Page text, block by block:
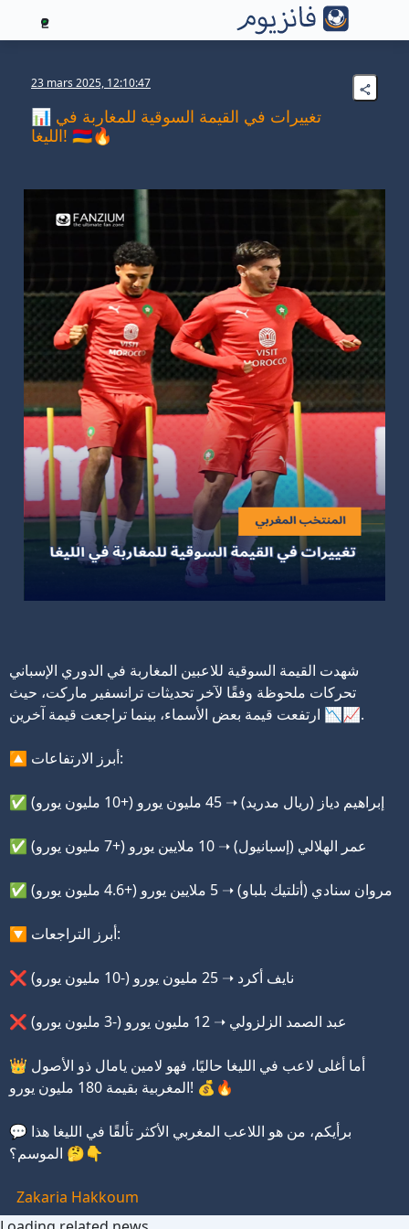
2
23 mars 2025, 12:10:47
📊 تغييرات في القيمة السوقية للمغاربة في
الليغا! 🇲🇦🔥
شهدت القيمة السوقية للاعبين المغاربة في الدوري الإسباني
تحركات ملحوظة وفقًا لآخر تحديثات ترانسفير ماركت، حيث
ارتفعت قيمة بعض الأسماء، بينما تراجعت قيمة آخرين 📉📈.
🔼 أبرز الارتفاعات:
✅ إبراهيم دياز (ريال مدريد) ➝ 45 مليون يورو (+10 مليون يورو)
✅ عمر الهلالي (إسبانيول) ➝ 10 ملايين يورو (+7 مليون يورو)
✅ مروان سنادي (أتلتيك بلباو) ➝ 5 ملايين يورو (+4.6 مليون يورو)
🔽 أبرز التراجعات:
❌ نايف أكرد ➝ 25 مليون يورو (-10 مليون يورو)
❌ عبد الصمد الزلزولي ➝ 12 مليون يورو (-3 مليون يورو)
👑 أما أغلى لاعب في الليغا حاليًا، فهو لامين يامال ذو الأصول
المغربيةبقيمة 180 مليون يورو! 💰🔥
💬 برأيكم، من هو اللاعب المغربي الأكثر تألقًا في الليغا هذا
الموسم؟ 🤔👇
Zakaria Hakkoum